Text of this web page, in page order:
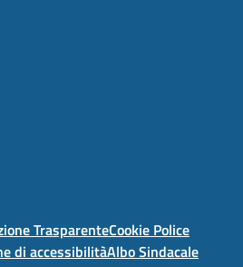
TrasparenteCookie Police
di accessibilitàAlbo Sindacale